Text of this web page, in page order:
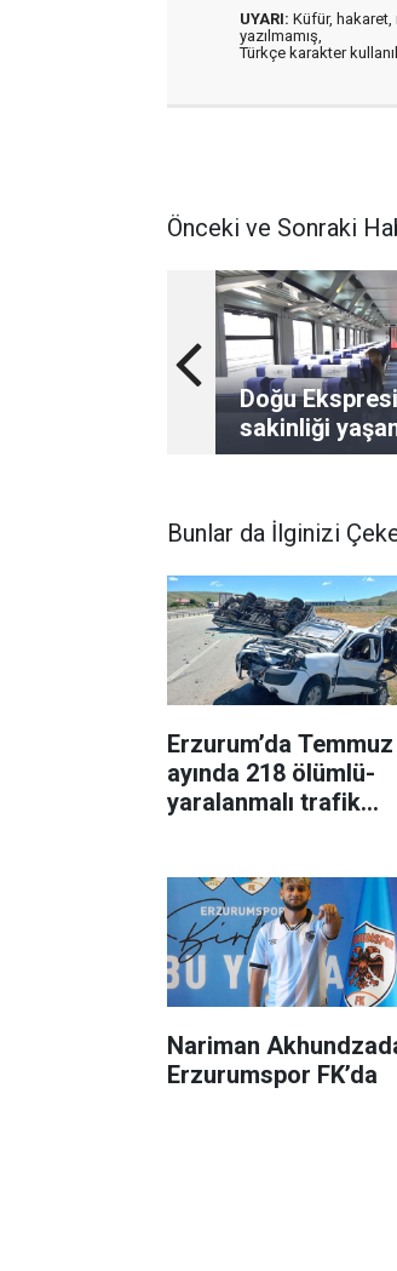
UYARI: Küfür, hakaret,
yazılmamış,
Türkçe karakter
Önceki ve Sonraki
Doğu
sakinliği
Bunlar da İlginizi
Erzurum’da Temmuz
ayında 218 ölümlü-
yaralanmalı trafik
Nariman
Erzurumspor FK’da